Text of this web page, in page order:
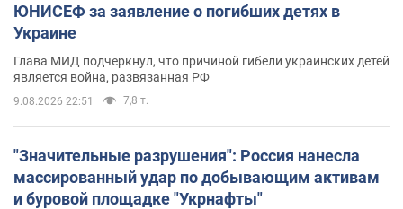
ЮНИСЕФ за заявление о погибших детях в
Украине
Глава МИД подчеркнул, что причиной гибели украинских детей
является война, развязанная РФ
9.08.2026 22:51 7,8 т.
"Значительные разрушения": Россия нанесла
массированный удар по добывающим активам
и буровой площадке "Укрнафты"